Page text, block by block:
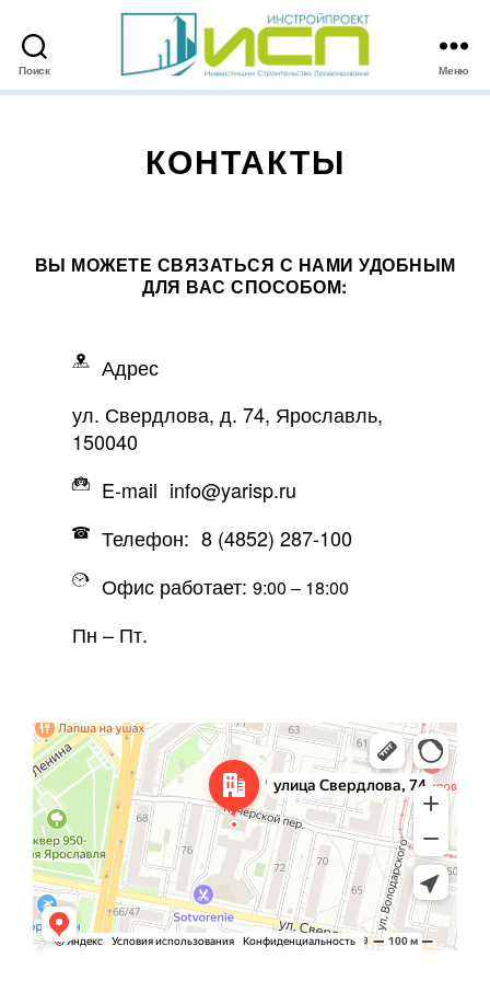
Поиск
ИНСТРОЙПРОЕКТ
Меню
КОНТАКТЫ
ВЫ МОЖЕТЕ СВЯЗАТЬСЯ С НАМИ УДОБНЫМ
ДЛЯ ВАС СПОСОБОМ:
Адрес
ул. Свердлова, д. 74, Ярославль,
150040
E-mail info@yarisp.ru
Телефон: 8 (4852) 287-100
Офис работает: 9:00 – 18:00
Пн – Пт.